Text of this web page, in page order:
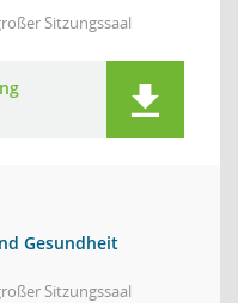
Sitzungssaal
Gesundheit
Sitzungssaal